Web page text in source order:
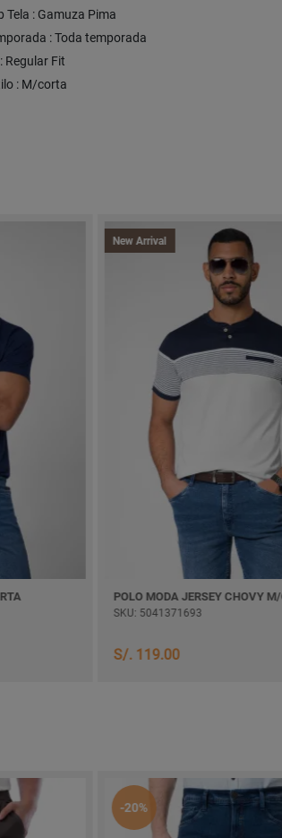
Tela : Gamuza Pima
: Toda temporada
Regular Fit
: M/corta
New Arrival
POLO MODA JERSEY CHOVY M/CORTA
SKU: 5041371693
S/. 119.00